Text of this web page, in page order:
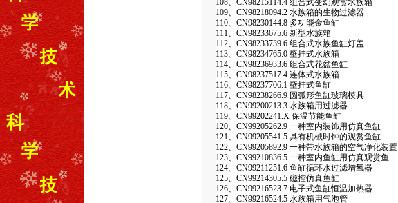
108、CN98215114.4 组合式变幻观赏水族箱
109、CN98218094.2 水族箱的生物过滤器
110、CN98230144.8 多功能金鱼缸
111、CN98233675.6 新型水族箱
112、CN98233739.6 组合式水族鱼缸灯盖
113、CN98234765.0 壁挂式水族箱
114、CN98236933.6 组合式花盆鱼缸
115、CN98237517.4 连体式水族箱
116、CN98237706.1 壁挂式鱼缸
117、CN98238266.9 圆弧形鱼缸玻璃模具
118、CN99200213.3 水族箱用过滤器
119、CN99202241.X 保温节能鱼缸
120、CN99205262.9 一种室内装饰用仿真鱼缸
121、CN99205541.5 具有机械时钟的观赏鱼缸
122、CN99205892.9 一种带水族箱的空气净化装置
123、CN99210836.5 一种室内鱼缸用仿真观赏鱼
124、CN99211251.6 鱼缸循环水过滤增氧器
125、CN99214305.5 磁控仿真鱼缸
126、CN99216523.7 电子式鱼缸恒温加热器
127、CN99216524.5 水族箱用气泡管